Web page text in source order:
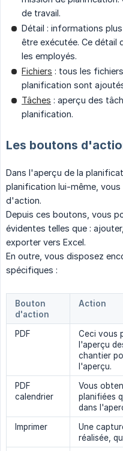
de travail.
Détail : informations
être exécutée. Ce détail
les employés.
Fichiers : tous les
planification sont
Tâches : aperçu des
planification.
Les boutons
Dans l'aperçu de la
planification lui-même,
d'action.
Depuis ces boutons, vous
évidentes telles que : ajouter,
exporter vers Excel.
En outre, vous disposez
spécifiques :
Bouton
d'action
Action
PDF
Ceci vous
l'aperçu
chantier
l'aperçu.
PDF
calendrier
Vous
planifiées
dans
Imprimer
Une
réalisée,